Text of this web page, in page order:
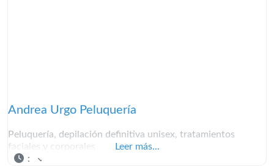
Andrea Urgo Peluquería
Peluquería, depilación definitiva unisex, tratamientos
faciales y corporales
Leer más...
: